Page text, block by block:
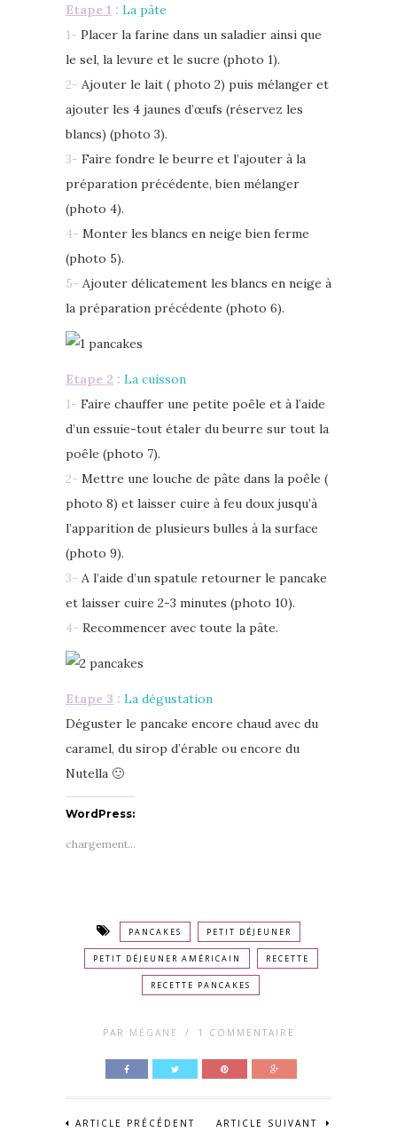
Etape 1 : La pâte
1- Placer la farine dans un saladier ainsi que
le sel, la levure et le sucre (photo 1).
2- Ajouter le lait ( photo 2) puis mélanger et
ajouter les 4 jaunes d’œufs (réservez les
blancs) (photo 3).
3- Faire fondre le beurre et l’ajouter à la
préparation précédente, bien mélanger
(photo 4).
4- Monter les blancs en neige bien ferme
(photo 5).
5- Ajouter délicatement les blancs en neige à
la préparation précédente (photo 6).
Etape 2 : La cuisson
1- Faire chauffer une petite poêle et à l’aide
d’un essuie-tout étaler du beurre sur tout la
poêle (photo 7).
2- Mettre une louche de pâte dans la poêle (
photo 8) et laisser cuire à feu doux jusqu’à
l’apparition de plusieurs bulles à la surface
(photo 9).
3- A l’aide d’un spatule retourner le pancake
et laisser cuire 2-3 minutes (photo 10).
4- Recommencer avec toute la pâte.
Etape 3 : La dégustation
Déguster le pancake encore chaud avec du
caramel, du sirop d’érable ou encore du
Nutella 🙂
WordPress:
chargement…
PANCAKES PETIT DÉJEUNER
PETIT DÉJEUNER AMÉRICAIN RECETTE
RECETTE PANCAKES
PAR MÉGANE / 1 COMMENTAIRE
ARTICLE PRÉCÉDENT ARTICLE SUIVANT